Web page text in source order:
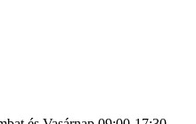
(tengerre néző, terasz):
(központi), vízforralóval
(ingyenes) és széffel (ingyenes),
légkondicionálóval
(tengerre néző, terasz):
(központi), vízforralóval